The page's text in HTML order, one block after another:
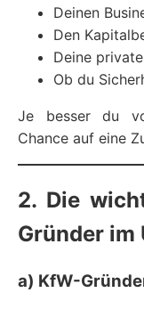
Deinen
Den
Deine
Ob du
Je besser du
Chance auf eine
2. Die
Gründer im
a) KfW-